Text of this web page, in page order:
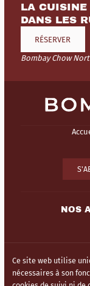
LA
DANS LES
RÉSERVER
Bombay Chow
NOS
Mentions légales
Ce site web utilise
nécessaires à son